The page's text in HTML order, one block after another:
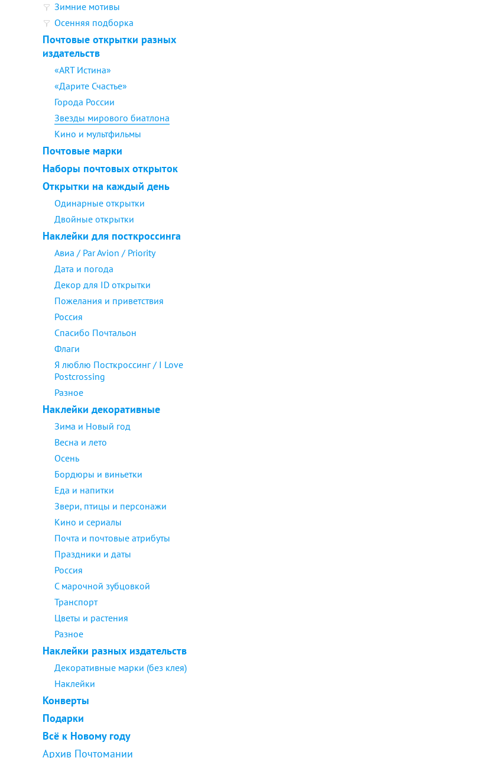
Зимние мотивы
Осенняя подборка
Почтовые открытки разных
издательств
«ART Истина»
«Дарите Счастье»
Города России
Звезды мирового биатлона
Кино и мультфильмы
Почтовые марки
Наборы почтовых открыток
Открытки на каждый день
Одинарные открытки
Двойные открытки
Наклейки для посткроссинга
Авиа / Par Avion / Priority
Дата и погода
Декор для ID открытки
Пожелания и приветствия
Россия
Спасибо Почтальон
Флаги
Я люблю Посткроссинг / I Love
Postcrossing
Разное
Наклейки декоративные
Зима и Новый год
Весна и лето
Осень
Бордюры и виньетки
Еда и напитки
Звери, птицы и персонажи
Кино и сериалы
Почта и почтовые атрибуты
Праздники и даты
Россия
С марочной зубцовкой
Транспорт
Цветы и растения
Разное
Наклейки разных издательств
Декоративные марки (без клея)
Наклейки
Конверты
Подарки
Всё к Новому году
Архив Почтомании